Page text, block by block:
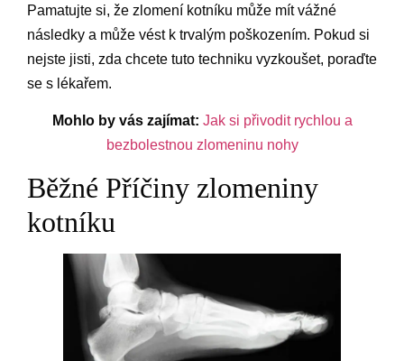
Pamatujte si, že zlomení kotníku může mít vážné
následky a může vést k trvalým poškozením. Pokud si
nejste jisti, zda chcete tuto techniku vyzkoušet, poraďte
se s lékařem.
Mohlo by vás zajímat: Jak si přivodit rychlou a
bezbolestnou zlomeninu nohy
Běžné Příčiny zlomeniny
kotníku